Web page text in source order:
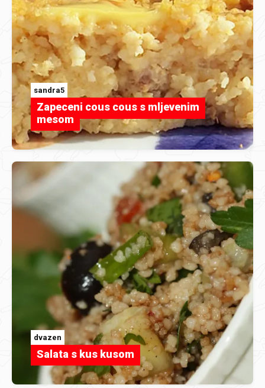
sandra5
Zapeceni cous cous s mljevenim
mesom
dvazen
Salata s kus kusom